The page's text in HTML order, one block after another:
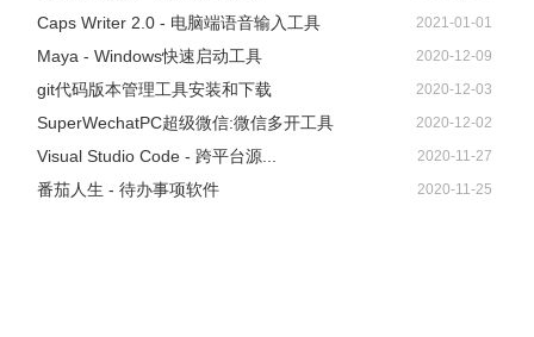
Caps Writer 2.0 - 电脑端语音输入工具 2021-01-01
Maya - Windows快速启动工具 2020-12-09
git代码版本管理工具安装和下载 2020-12-03
SuperWechatPC超级微信:微信多开工具 2020-12-02
Visual Studio Code - 跨平台源... 2020-11-27
番茄人生 - 待办事项软件 2020-11-25